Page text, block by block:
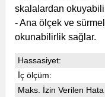
skalalardan
- Ana ölçek ve
okunabilirlik sağlar.
Hassasiyet:
İç ölçüm:
Maks. İzin Verilen